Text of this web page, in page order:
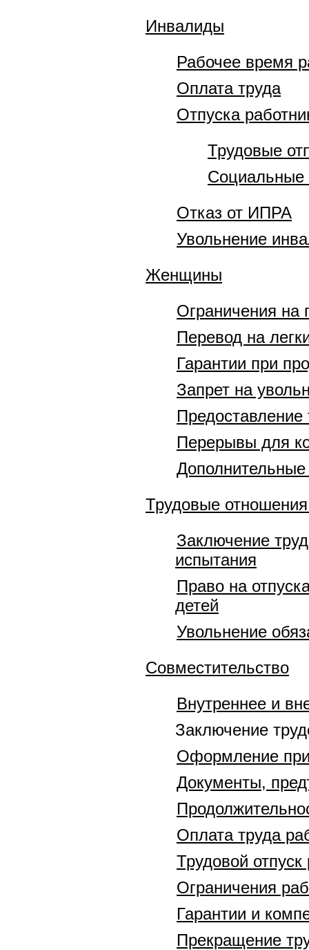
Инвалиды
Рабочее время
Оплата труда
Отпуска
Трудовые
Социальные
Отказ от ИПРА
Увольнение
Женщины
Ограничения на
Перевод на
Гарантии при
Запрет на
Предоставление
Перерывы для
Трудовые
Заключение
испытания
Право на
детей
Увольнение
Совместительство
Внутреннее и
Заключение
Оформление
Документы,
Оплата труда
Трудовой
Ограничения
Гарантии и
Прекращение